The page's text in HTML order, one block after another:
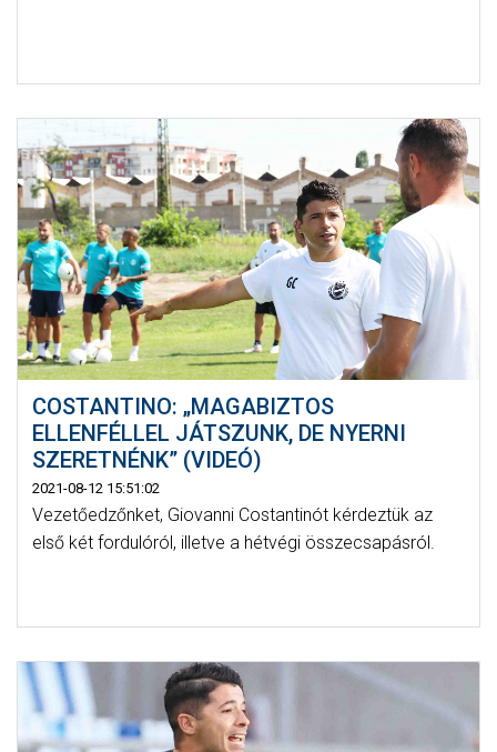
COSTANTINO: „MAGABIZTOS
ELLENFÉLLEL JÁTSZUNK, DE NYERNI
SZERETNÉNK” (VIDEÓ)
2021-08-12 15:51:02
Vezetőedzőnket, Giovanni Costantinót kérdeztük az
első két fordulóról, illetve a hétvégi összecsapásról.